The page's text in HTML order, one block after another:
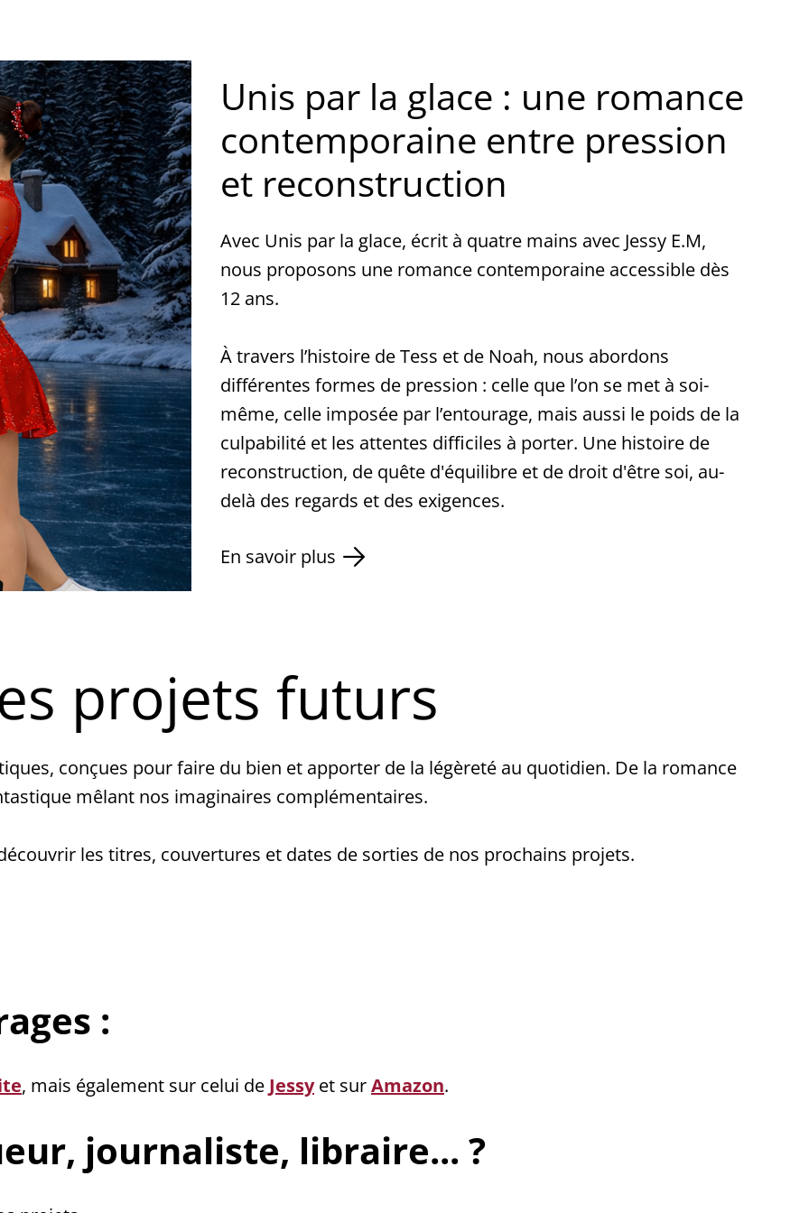
Unis par la glace : une romance
contemporaine entre pression
et reconstruction
Avec Unis par la glace, écrit à quatre mains avec Jessy E.M,
nous proposons une romance contemporaine accessible dès
12 ans.
À travers l’histoire de Tess et de Noah, nous abordons
différentes formes de pression : celle que l’on se met à soi-
même, celle imposée par l’entourage, mais aussi le poids de la
culpabilité et les attentes difficiles à porter. Une histoire de
reconstruction, de quête d'équilibre et de droit d'être soi, au-
delà des regards et des exigences.
En savoir plus
projets futurs
conçues pour faire du bien et apporter de la légèreté au quotidien. De la romance
mêlant nos imaginaires complémentaires.
les titres, couvertures et dates de sorties de nos prochains projets.
:
, mais également sur celui de Jessyet surAmazon.
journaliste, libraire... ?